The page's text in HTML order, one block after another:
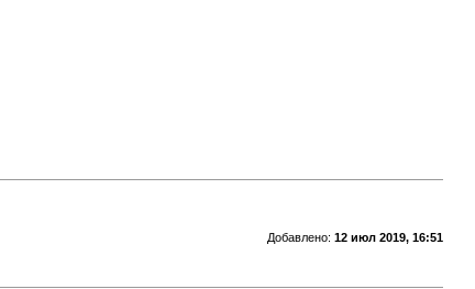
Добавлено: 12 июл 2019, 16:51